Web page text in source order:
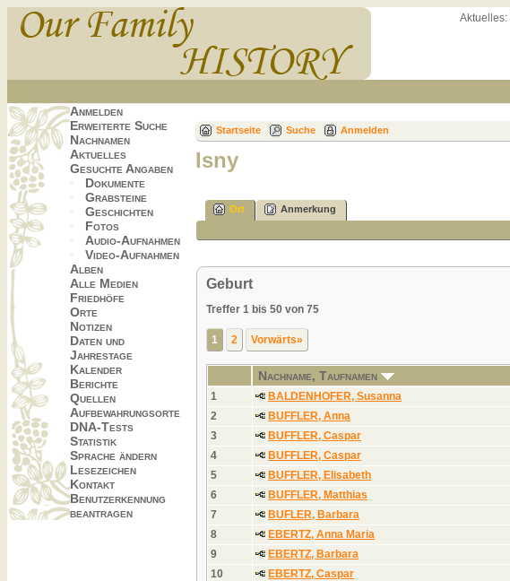
Aktuelles:
Anmelden
Erweiterte Suche
Nachnamen
Aktuelles
Gesuchte Angaben
Dokumente
Grabsteine
Geschichten
Fotos
Audio-Aufnahmen
Video-Aufnahmen
Alben
Alle Medien
Friedhöfe
Orte
Notizen
Daten und
Jahrestage
Kalender
Berichte
Quellen
Aufbewahrungsorte
DNA-Tests
Statistik
Sprache ändern
Lesezeichen
Kontakt
Benutzerkennung
beantragen
Startseite Suche Anmelden
Isny
Ort Anmerkung
Geburt
Treffer 1 bis 50 von 75
1 2 Vorwärts»
Nachname, Taufnamen
1
BALDENHOFER, Susanna
2
BUFFLER, Anna
3
BUFFLER, Caspar
4
BUFFLER, Caspar
5
BUFFLER, Elisabeth
6
BUFFLER, Matthias
7
BUFLER, Barbara
8
EBERTZ, Anna Maria
9
EBERTZ, Barbara
10
EBERTZ, Caspar